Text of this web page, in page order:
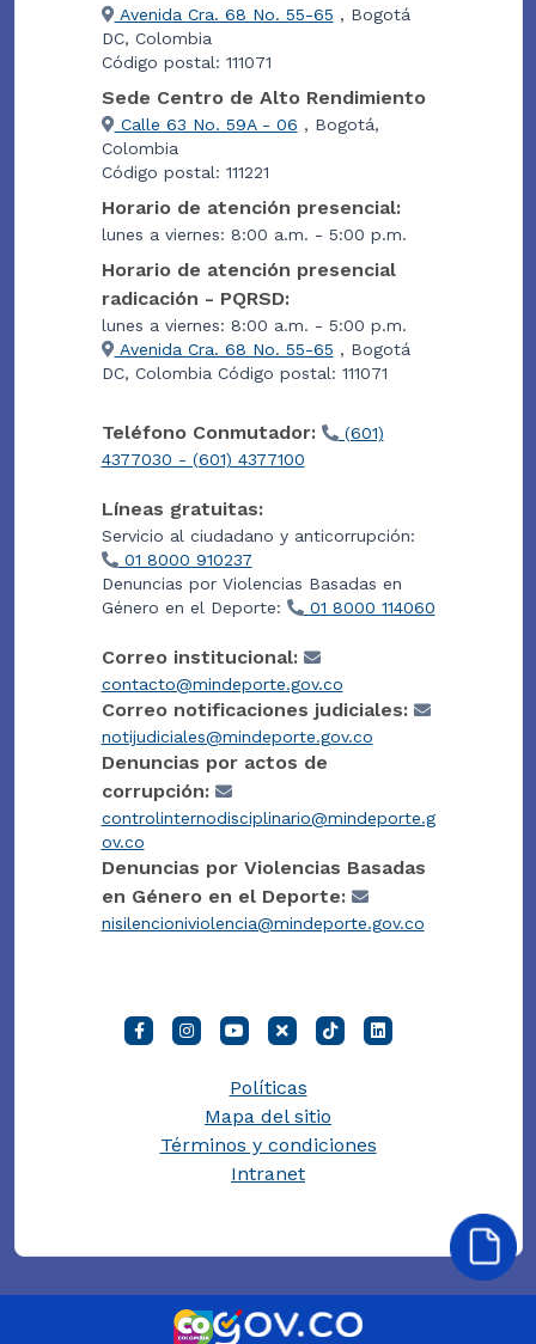
Avenida Cra. 68 No. 55-65 , Bogotá
DC, Colombia
Código postal: 111071
Sede Centro de Alto Rendimiento
Calle 63 No. 59A - 06 , Bogotá,
Colombia
Código postal: 111221
Horario de atención presencial:
lunes a viernes: 8:00 a.m. - 5:00 p.m.
Horario de atención presencial
radicación - PQRSD:
lunes a viernes: 8:00 a.m. - 5:00 p.m.
Avenida Cra. 68 No. 55-65 , Bogotá
DC, Colombia Código postal: 111071
Teléfono Conmutador:
(601)
4377030 - (601) 4377100
Líneas gratuitas:
Servicio al ciudadano y anticorrupción:
01 8000 910237
Denuncias por Violencias Basadas en
Género en el Deporte:
01 8000 114060
Correo institucional:
contacto@mindeporte.gov.co
Correo notificaciones judiciales:
notijudiciales@mindeporte.gov.co
Denuncias por actos de
corrupción:
controlinternodisciplinario@mindeporte.g
ov.co
Denuncias por Violencias Basadas
en Género en el Deporte:
nisilencioniviolencia@mindeporte.gov.co
Políticas
Mapa del sitio
Términos y condiciones
Intranet